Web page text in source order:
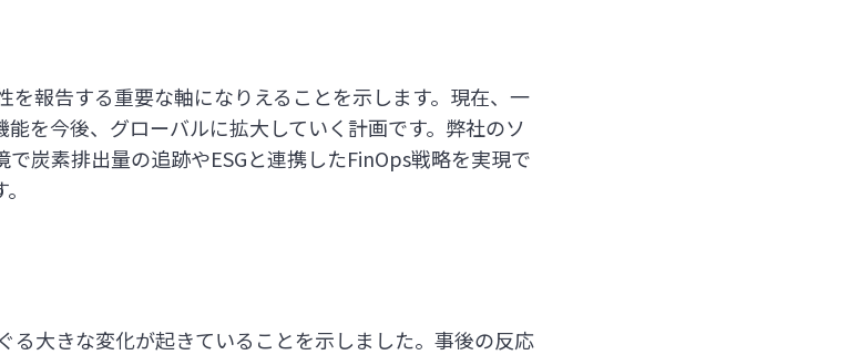
を報告する重要な軸になりえることを示します。現在、一
を今後、グローバルに拡大していく計画です。弊社のソ
炭素排出量の追跡やESGと連携したFinOps戦略を実現で
る大きな変化が起きていることを示しました。事後の反応